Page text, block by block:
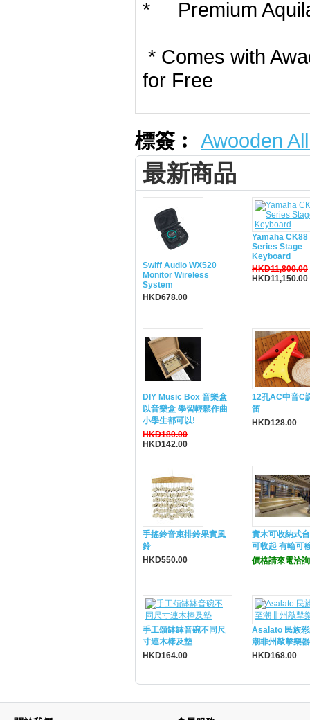
* Premium
* Comes with
for Free
標簽︰ Awooden
最新商品
Swiff Audio WX520
Monitor Wireless
System
HKD678.00
Yamaha CK88
Series Stage
Keyboard
HKD11,800.00
HKD11,150.00
DIY Music Box 音樂盒
以音樂盒 學習輕鬆作曲
小學生都可以!
HKD180.00
HKD142.00
12孔AC中音C
笛
HKD128.00
手搖鈴音束排鈴果實風
鈴
HKD550.00
實木可收納式
可收起 有輪可
價格請來電洽詢
手工頌缽缽音碗不同尺
寸連木棒及墊
HKD164.00
Asalato 民族
潮非州敲擊樂器
HKD168.00